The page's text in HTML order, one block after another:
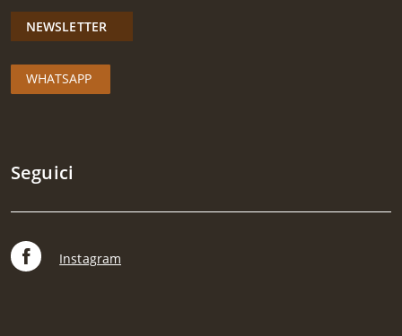
NEWSLETTER
WHATSAPP
Seguici
Instagram